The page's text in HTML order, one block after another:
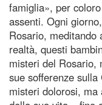
famiglia», per
assenti. Ogni
Rosario, meditando
realtà, questi
misteri del Rosario,
sue sofferenze
misteri dolorosi, ma